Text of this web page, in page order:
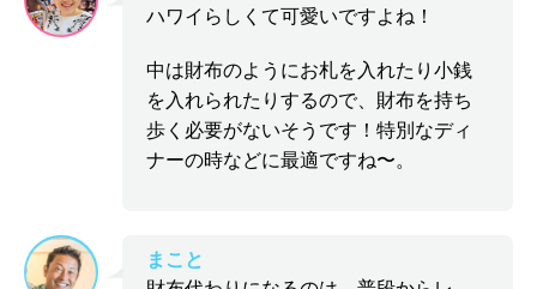
ハワイらしくて可愛いですよね！
中は財布のようにお札を入れたり小銭
を入れられたりするので、財布を持ち
歩く必要がないそうです！特別なディ
ナーの時などに最適ですね〜。
まこと